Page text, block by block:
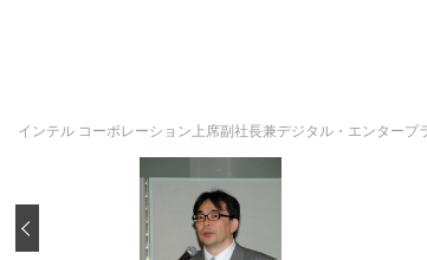
インテル コーポレーション上席副社長兼デジタル・エンター